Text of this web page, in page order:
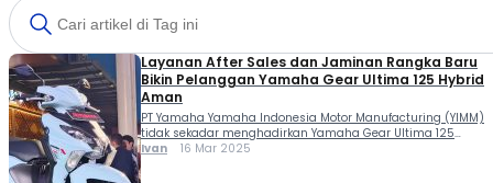
Layanan After Sales dan Jaminan Rangka Baru
Bikin Pelanggan Yamaha Gear Ultima 125 Hybrid
Aman
PT Yamaha Yamaha Indonesia Motor Manufacturing (YIMM)
tidak sekadar menghadirkan Yamaha Gear Ultima 125
Hybrid dengan sederet pembaruan tapi juga dengan
Ivan 16 Mar 2025